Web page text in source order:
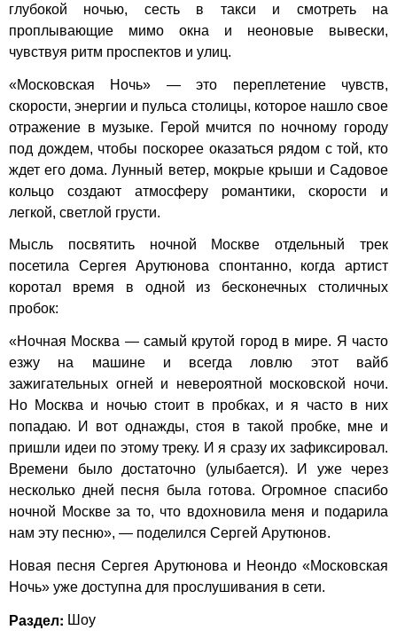
глубокой ночью, сесть в такси и смотреть на
проплывающие мимо окна и неоновые вывески,
чувствуя ритм проспектов и улиц.
«Московская Ночь» — это переплетение чувств,
скорости, энергии и пульса столицы, которое нашло свое
отражение в музыке. Герой мчится по ночному городу
под дождем, чтобы поскорее оказаться рядом с той, кто
ждет его дома. Лунный ветер, мокрые крыши и Садовое
кольцо создают атмосферу романтики, скорости и
легкой, светлой грусти.
Мысль посвятить ночной Москве отдельный трек
посетила Сергея Арутюнова спонтанно, когда артист
коротал время в одной из бесконечных столичных
пробок:
«Ночная Москва — самый крутой город в мире. Я часто
езжу на машине и всегда ловлю этот вайб
зажигательных огней и невероятной московской ночи.
Но Москва и ночью стоит в пробках, и я часто в них
попадаю. И вот однажды, стоя в такой пробке, мне и
пришли идеи по этому треку. И я сразу их зафиксировал.
Времени было достаточно (улыбается). И уже через
несколько дней песня была готова. Огромное спасибо
ночной Москве за то, что вдохновила меня и подарила
нам эту песню», — поделился Сергей Арутюнов.
Новая песня Сергея Арутюнова и Неондо «Московская
Ночь» уже доступна для прослушивания в сети.
Раздел: Шоу